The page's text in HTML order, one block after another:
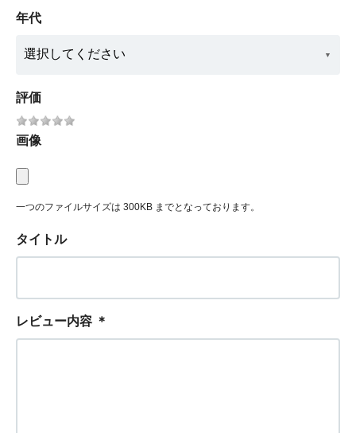
年代
評価
画像
一つのファイルサイズは 300KB までとなっております。
タイトル
レビュー内容 ＊